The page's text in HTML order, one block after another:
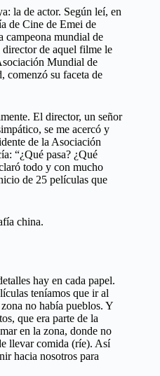
la de actor. Según leí, en
de Cine de Emei de
campeona mundial de
de aquel filme le
Mundial de
comenzó su faceta de
El director, un señor
se me acercó y
de la Asociación
“¿Qué pasa? ¿Qué
todo y con mucho
de 25 películas que
china.
hay en cada papel.
teníamos que ir al
no había pueblos. Y
que era parte de la
en la zona, donde no
llevar comida (ríe). Así
hacia nosotros para